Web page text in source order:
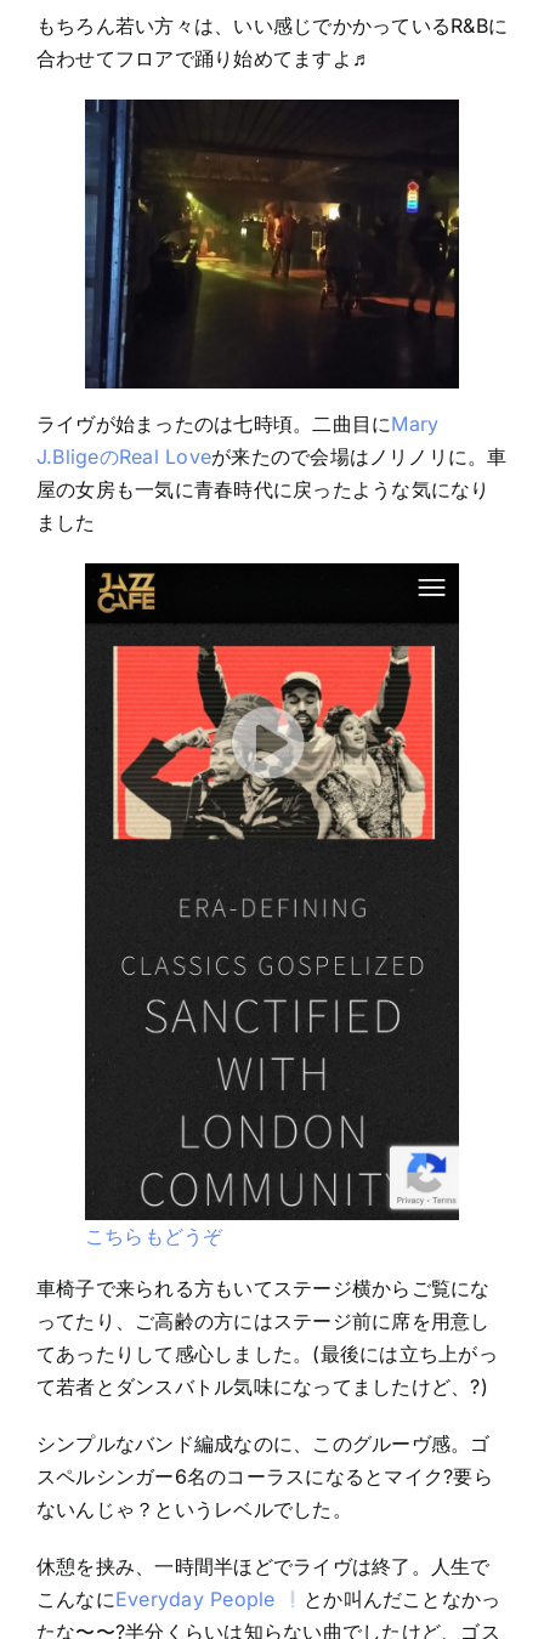
もちろん若い方々は、いい感じでかかっているR&Bに
合わせてフロアで踊り始めてますよ♬
ライヴが始まったのは七時頃。二曲目にMary
J.BligeのReal Loveが来たので会場はノリノリに。車
屋の女房も一気に青春時代に戻ったような気になり
ました
こちらもどうぞ
車椅子で来られる方もいてステージ横からご覧にな
ってたり、ご高齢の方にはステージ前に席を用意し
てあったりして感心しました。(最後には立ち上がっ
て若者とダンスバトル気味になってましたけど、?)
シンプルなバンド編成なのに、このグルーヴ感。ゴ
スペルシンガー6名のコーラスになるとマイク?要ら
ないんじゃ？というレベルでした。
休憩を挟み、一時間半ほどでライヴは終了。人生で
こんなにEveryday People
とか叫んだことなかっ
たな〜〜?半分くらいは知らない曲でしたけど、ゴス